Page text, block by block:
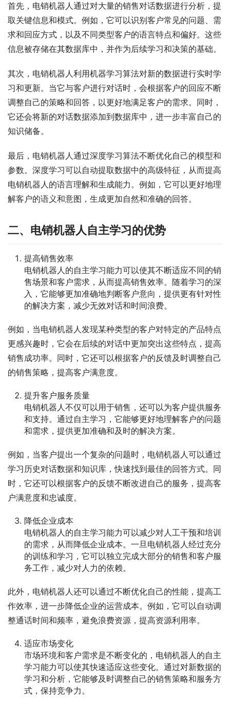
首先，电销机器人通过对大量的销售对话数据进行分析，提
取关键信息和模式。例如，它可以识别客户常见的问题、需
求和回应方式，以及不同类型客户的语言特点和偏好。这些
信息被存储在其数据库中，并作为后续学习和决策的基础。
其次，电销机器人利用机器学习算法对新的数据进行实时学
习和更新。当它与客户进行对话时，会根据客户的回应不断
调整自己的策略和回答，以更好地满足客户的需求。同时，
它还会将新的对话数据添加到数据库中，进一步丰富自己的
知识储备。
最后，电销机器人通过深度学习算法不断优化自己的模型和
参数。深度学习可以自动提取数据中的高级特征，从而提高
电销机器人的语言理解和生成能力。例如，它可以更好地理
解客户的语义和意图，生成更加自然和准确的回答。
二、电销机器人自主学习的优势
提高销售效率
电销机器人的自主学习能力可以使其不断适应不同的销
售场景和客户需求，从而提高销售效率。随着学习的深
入，它能够更加准确地判断客户意向，提供更有针对性
的解决方案，减少无效对话和时间浪费。
例如，当电销机器人发现某种类型的客户对特定的产品特点
更感兴趣时，它会在后续的对话中更加突出这些特点，提高
销售成功率。同时，它还可以根据客户的反馈及时调整自己
的销售策略，提高客户满意度。
提升客户服务质量
电销机器人不仅可以用于销售，还可以为客户提供服务
和支持。通过自主学习，它能够更好地理解客户的问题
和需求，提供更加准确和及时的解决方案。
例如，当客户提出一个复杂的问题时，电销机器人可以通过
学习历史对话数据和知识库，快速找到最佳的回答方式。同
时，它还可以根据客户的反馈不断改进自己的服务，提高客
户满意度和忠诚度。
降低企业成本
电销机器人的自主学习能力可以减少对人工干预和培训
的需求，从而降低企业成本。一旦电销机器人经过充分
的训练和学习，它可以独立完成大部分的销售和客户服
务工作，减少对人力的依赖。
此外，电销机器人还可以通过不断优化自己的性能，提高工
作效率，进一步降低企业的运营成本。例如，它可以自动调
整通话时间和频率，避免浪费资源，提高资源利用率。
适应市场变化
市场环境和客户需求是不断变化的，电销机器人的自主
学习能力可以使其快速适应这些变化。通过对新数据的
学习和分析，它能够及时调整自己的销售策略和服务方
式，保持竞争力。